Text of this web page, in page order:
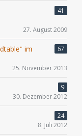
41
27. August 2009
im
67
25. November 2013
9
30. Dezember 2012
24
8. Juli 2012